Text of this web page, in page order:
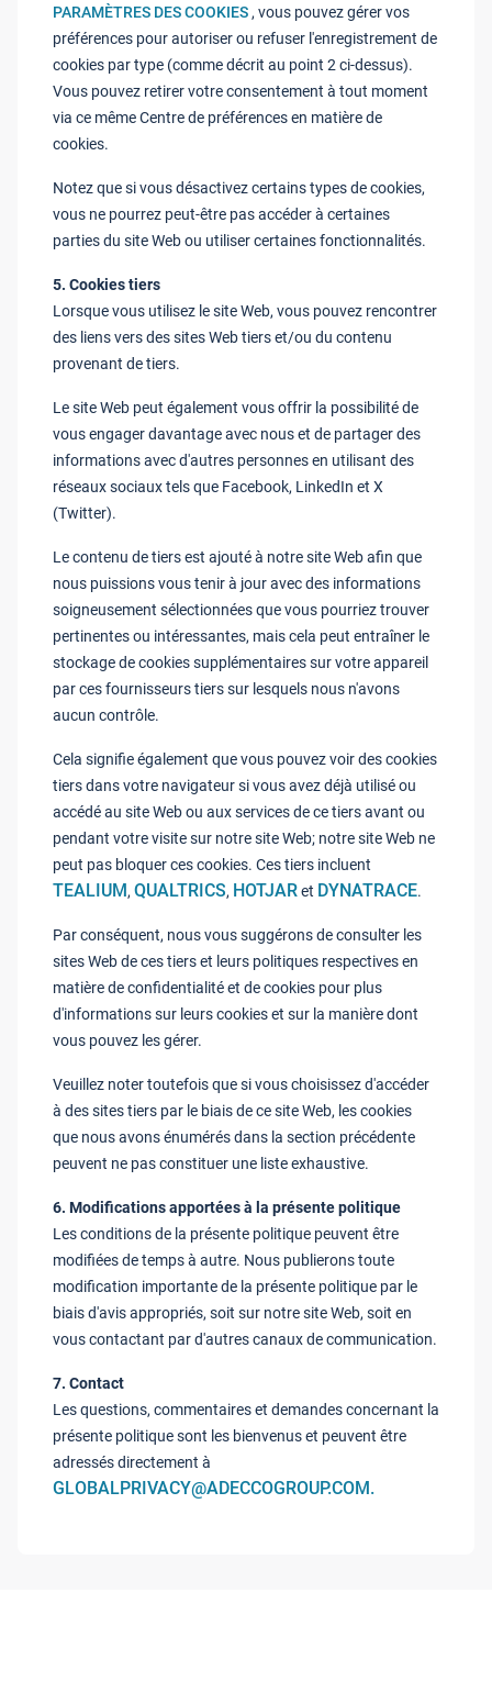
PARAMÈTRES DES COOKIES , vous pouvez gérer vos
préférences pour autoriser ou refuser l'enregistrement de
cookies par type (comme décrit au point 2 ci-dessus).
Vous pouvez retirer votre consentement à tout moment
via ce même Centre de préférences en matière de
cookies.
Notez que si vous désactivez certains types de cookies,
vous ne pourrez peut-être pas accéder à certaines
parties du site Web ou utiliser certaines fonctionnalités.
5. Cookies tiers
Lorsque vous utilisez le site Web, vous pouvez rencontrer
des liens vers des sites Web tiers et/ou du contenu
provenant de tiers.
Le site Web peut également vous offrir la possibilité de
vous engager davantage avec nous et de partager des
informations avec d'autres personnes en utilisant des
réseaux sociaux tels que Facebook, LinkedIn et X
(Twitter).
Le contenu de tiers est ajouté à notre site Web afin que
nous puissions vous tenir à jour avec des informations
soigneusement sélectionnées que vous pourriez trouver
pertinentes ou intéressantes, mais cela peut entraîner le
stockage de cookies supplémentaires sur votre appareil
par ces fournisseurs tiers sur lesquels nous n'avons
aucun contrôle.
Cela signifie également que vous pouvez voir des cookies
tiers dans votre navigateur si vous avez déjà utilisé ou
accédé au site Web ou aux services de ce tiers avant ou
pendant votre visite sur notre site Web; notre site Web ne
peut pas bloquer ces cookies. Ces tiers incluent
TEALIUM, QUALTRICS, HOTJARet DYNATRACE.
Par conséquent, nous vous suggérons de consulter les
sites Web de ces tiers et leurs politiques respectives en
matière de confidentialité et de cookies pour plus
d'informations sur leurs cookies et sur la manière dont
vous pouvez les gérer.
Veuillez noter toutefois que si vous choisissez d'accéder
à des sites tiers par le biais de ce site Web, les cookies
que nous avons énumérés dans la section précédente
peuvent ne pas constituer une liste exhaustive.
6. Modifications apportées à la présente politique
Les conditions de la présente politique peuvent être
modifiées de temps à autre. Nous publierons toute
modification importante de la présente politique par le
biais d'avis appropriés, soit sur notre site Web, soit en
vous contactant par d'autres canaux de communication.
7. Contact
Les questions, commentaires et demandes concernant la
présente politique sont les bienvenus et peuvent être
adressés directement à
GLOBALPRIVACY@ADECCOGROUP.COM.